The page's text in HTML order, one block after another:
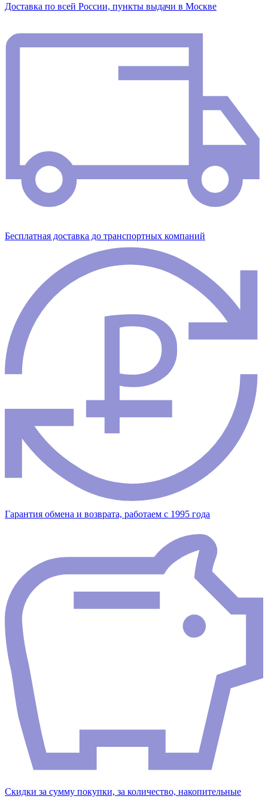
Доставка по всей России, пункты выдачи в Москве
Бесплатная доставка до транспортных компаний
Гарантия обмена и возврата, работаем с 1995 года
Скидки за сумму покупки, за количество, накопительные